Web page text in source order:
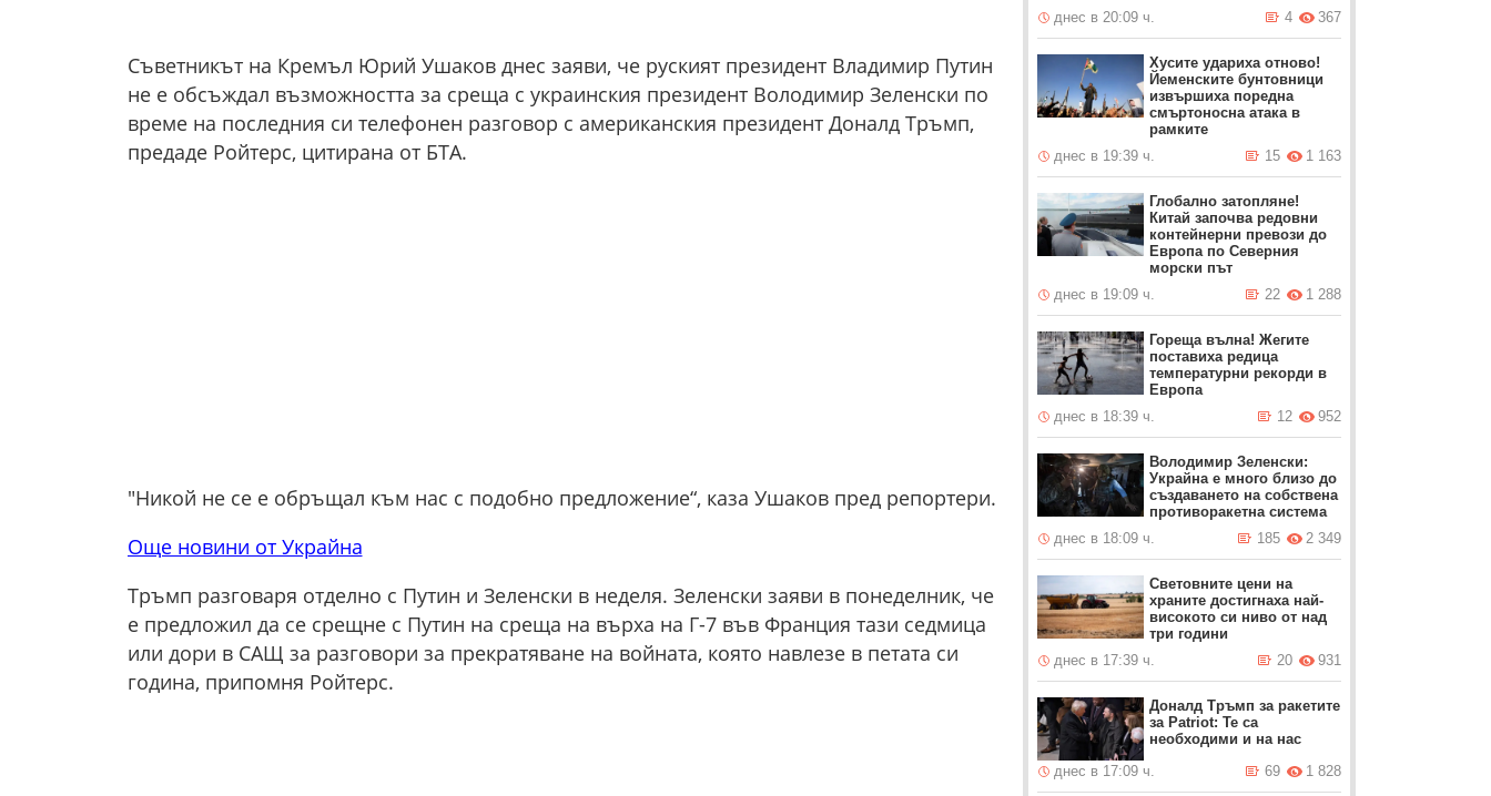
Съветникът на Кремъл Юрий Ушаков днес заяви, че руският президент Владимир Путин
не е обсъждал възможността за среща с украинския президент Володимир Зеленски по
време на последния си телефонен разговор с американския президент Доналд Тръмп,
предаде Ройтерс, цитирана от БТА.
"Никой не се е обръщал към нас с подобно предложение“, каза Ушаков пред репортери.
Още новини от Украйна
Тръмп разговаря отделно с Путин и Зеленски в неделя. Зеленски заяви в понеделник, че
е предложил да се срещне с Путин на среща на върха на Г-7 във Франция тази седмица
или дори в САЩ за разговори за прекратяване на войната, която навлезе в петата си
година, припомня Ройтерс.
днес в 20:09 ч.
367
4
Хусите удариха отново!
Йеменските бунтовници
извършиха поредна
смъртоносна атака в
рамките
днес в 19:39 ч.
1 163
15
Глобално затопляне!
Китай започва редовни
контейнерни превози до
Европа по Северния
морски път
днес в 19:09 ч.
1 288
22
Гореща вълна! Жегите
поставиха редица
температурни рекорди в
Европа
днес в 18:39 ч.
952
12
Володимир Зеленски:
Украйна е много близо до
създаването на собствена
противоракетна система
днес в 18:09 ч.
2 349
185
Световните цени на
храните достигнаха най-
високото си ниво от над
три години
днес в 17:39 ч.
931
20
Доналд Тръмп за ракетите
за Patriot: Те са
необходими и на нас
днес в 17:09 ч.
1 828
69